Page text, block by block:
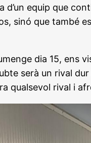
d’un equip que
sinó que també
dia 15, ens
serà un rival
qualsevol rival i